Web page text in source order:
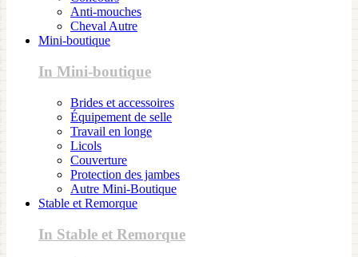
Anti-mouches
Cheval Autre
Mini-boutique
In Mini-boutique
Brides et accessoires
Équipement de selle
Travail en longe
Licols
Couverture
Protection des jambes
Autre Mini-Boutique
Stable et Remorque
In Stable et Remorque